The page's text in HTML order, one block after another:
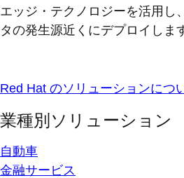
エッジ・テクノロジーを活用し
タの発生源近くにデプロイしま
Red Hat のソリューションにつ
業種別ソリューション
自動車
金融サービス